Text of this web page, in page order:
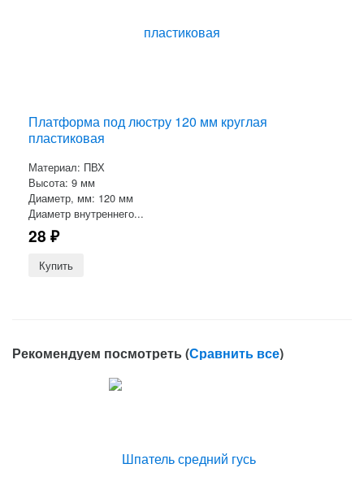
Платформа под люстру 120 мм круглая
пластиковая
Материал: ПВХ
Высота: 9 мм
Диаметр, мм: 120 мм
Диаметр внутреннего...
28 ₽
Рекомендуем посмотреть (Сравнить все)